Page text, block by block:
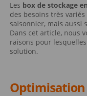
Les box de stockage
des besoins très
saisonnier, mais aussi
Dans cet article, nous
raisons pour
solution.
Optimisation